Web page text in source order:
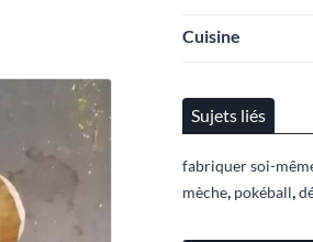
Cuisine
Sujets liés
fabriquer soi-
mèche, pokéball,